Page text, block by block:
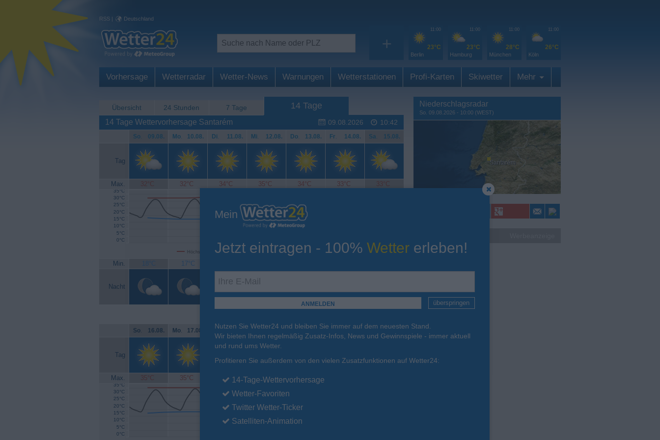
RSS | Deutschland
+
11:00
23°C
Berlin
11:00
23°C
Hamburg
11:00
28°C
München
11:00
26°C
Köln
Vorhersage Wetterradar Wetter-News Warnungen Wetterstationen Profi-Karten Skiwetter Mehr
Übersicht 24 Stunden 7 Tage 14 Tage
09.08.2026 10:42
14 Tage Wettervorhersage Santarém
So. 09.08. Mo. 10.08. Di. 11.08. Mi. 12.08. Do. 13.08. Fr. 14.08. Sa. 15.08.
Tag
Max. 32°C 32°C 34°C 35°C 34°C 33°C 33°C
Höchsttemperatur Tiefsttemperatur Aktuelle Temperatur
0°C
5°C
10°C
15°C
20°C
25°C
30°C
35°C
Min. 18°C 17°C
Nacht
So. 16.08. Mo. 17.08. Di . 18.08. Mi . 19.08. Do . 20.08. Fr. 21.08. Sa. 22.08.
Tag
Max. 35°C 35°C 35°C 34°C 33°C
0°C
5°C
10°C
15°C
20°C
25°C
30°C
35°C
Niederschlagsradar
So. 09.08.2026 - 10:00 (WEST)
Santarém
Mein
Jetzt eintragen - 100% Wetter erleben!
überspringen
Nutzen Sie Wetter24 und bleiben Sie immer auf dem neuesten Stand.
Wir bieten Ihnen regelmäßig Zusatz-Infos, News und Gewinnspiele - immer aktuell
und rund ums Wetter.
Profitieren Sie außerdem von den vielen Zusatzfunktionen auf Wetter24:
14-Tage-Wettervorhersage
Wetter-Favoriten
Twitter Wetter-Ticker
Satelliten-Animation